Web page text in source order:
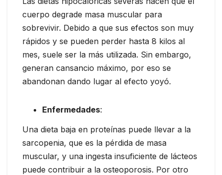
cuerpo degrade masa muscular para
sobrevivir. Debido a que sus efectos son muy
rápidos y se pueden perder hasta 8 kilos al
mes, suele ser la más utilizada. Sin embargo,
generan cansancio máximo, por eso se
abandonan dando lugar al efecto yoyó.
Enfermedades:
Una dieta baja en proteínas puede llevar a la
sarcopenia, que es la pérdida de masa
muscular, y una ingesta insuficiente de lácteos
puede contribuir a la osteoporosis. Por otro